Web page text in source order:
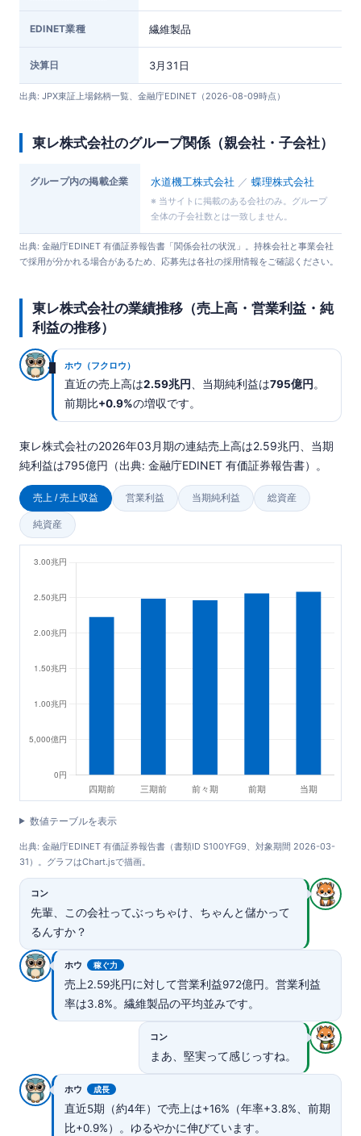
EDINET業種 繊維製品
決算日 3月31日
出典: JPX東証上場銘柄一覧、金融庁EDINET（2026-08-09時点）
東レ株式会社のグループ関係（親会社・子会社）
グループ内の掲載企業 水道機工株式会社 ／ 蝶理株式会社
※ 当サイトに掲載のある会社のみ。グループ
全体の子会社数とは一致しません。
出典: 金融庁EDINET 有価証券報告書「関係会社の状況」。持株会社と事業会社
で採用が分かれる場合があるため、応募先は各社の採用情報をご確認ください。
東レ株式会社の業績推移（売上高・営業利益・純
利益の推移）
ホウ（フクロウ）
直近の売上高は2.59兆円 、当期純利益は795億円。
前期比+0.9%の増収です。
東レ株式会社の2026年03月期の連結売上高は2.59兆円、当期
純利益は795億円（出典: 金融庁EDINET 有価証券報告書）。
売上 / 売上収益 営業利益 当期純利益 総資産
純資産
数値テーブルを表示
出典: 金融庁EDINET 有価証券報告書（書類ID S100YFG9、対象期間 2026-03-
31）。グラフはChart.jsで描画。
コン
先輩、この会社ってぶっちゃけ、ちゃんと儲かって
るんすか？
ホウ 稼ぐ力
売上2.59兆円に対して営業利益972億円。営業利益
率は3.8%。繊維製品の平均並みです。
コン
まあ、堅実って感じっすね。
ホウ 成長
直近5期（約4年）で売上は+16%（年率+3.8%、前期
比+0.9%）。ゆるやかに伸びています。